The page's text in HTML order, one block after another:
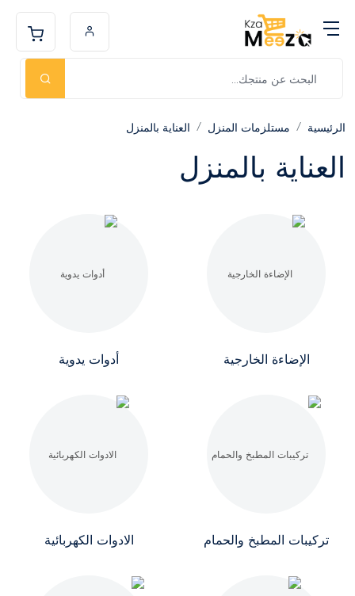
الرئيسية مستلزمات المنزل العناية بالمنزل
العناية بالمنزل
الإضاءة الخارجية أدوات يدوية
تركيبات المطبخ والحمام الادوات الكهربائية